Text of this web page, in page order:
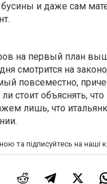
и даже сам
на первый план
смотрится на
повсеместно,
стоит объяснять,
лишь, что
та підписуйтесь на наші